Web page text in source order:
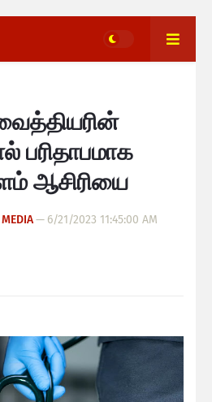
பரிதாபமாக
ஆசிரியை
— 6/21/2023 11:45:00 AM